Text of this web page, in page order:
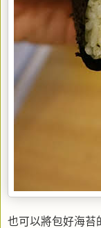
也可以將包好海苔